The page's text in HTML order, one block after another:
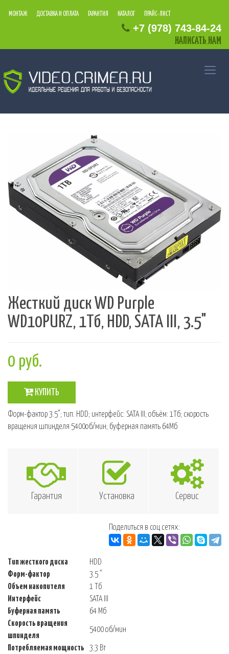
МОНТАЖ ДОСТАВКА И ОПЛАТА ГАРАНТИЯ КАТАЛОГ ПРАЙС-ЛИСТ
+7 (978) 743-84-24
НАПИСАТЬ НАМ
Жесткий диск WD Purple
WD10PURZ, 1Тб, HDD, SATA III, 3.5"
0 руб.
КУПИТЬ
Форм-фактор 3.5"; тип: HDD; интерфейс: SATA III; объём: 1Тб; скорость
вращения шпинделя 5400об/мин; буферная память 64Мб
Гарантия Установка Сервис
Поделиться в соц сетях:
Тип жесткого диска
HDD
Форм-фактор
3.5 "
Объем накопителя
1 Тб
Интерфейс
SATA III
Буферная память
64 Мб
Скорость вращения
шпинделя
5400 об/мин
Потребляемая мощность
3.3 Вт